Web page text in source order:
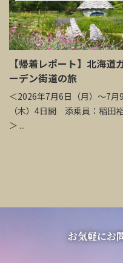
【帰着レポート】北海道
ーデン街道の旅
＜2026年7月6日（月）～7月
（木）4日間 添乗員：稲田
＞ ...
お気軽にお